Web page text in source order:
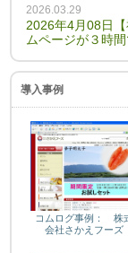
2026.03.29
2026年4月08日
ムページが３時
導入事例
コムログ事例： 株
会社さかえフーズ